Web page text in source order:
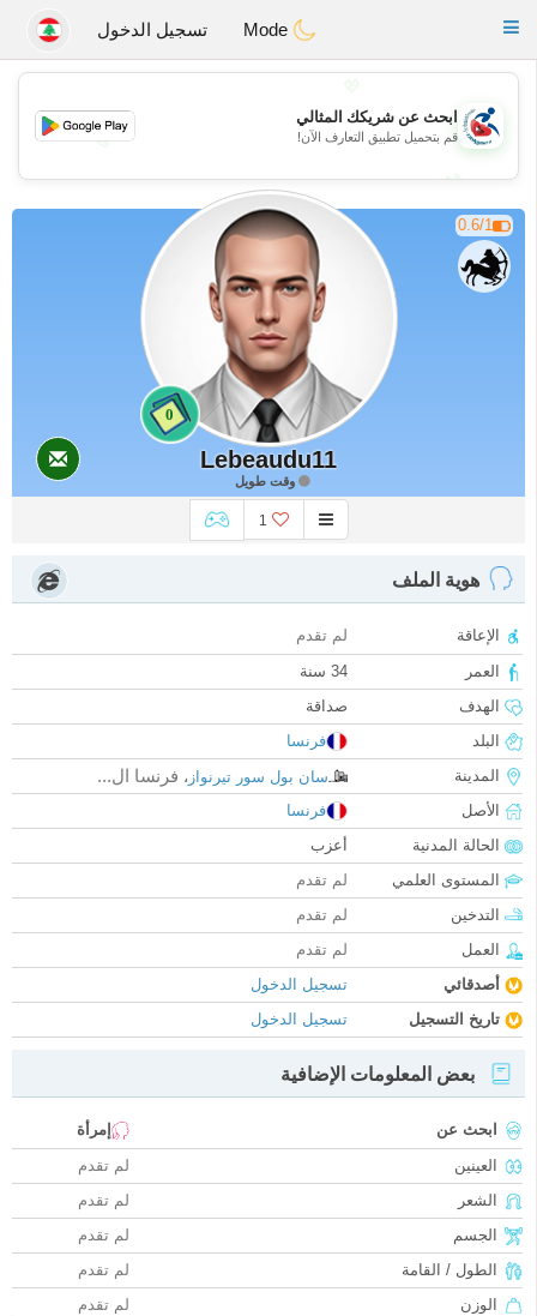
Handi Space
Toggle
تسجيل الدخول
💖
💕
💕
ابحث عن شريكك المثالي
قم بتحميل تطبيق التعارف الآن!
0.6/1
0
Lebeaudu11
وقت طويل
1
هوية الملف
الإعاقة
لم تقدم
العمر
34 سنة
الهدف
صداقة
البلد
فرنسا
المدينة
سان بول سور تيرنواز ، فرنسا ال...
الأصل
فرنسا
الحالة المدنية
أعزب
المستوى العلمي
لم تقدم
التدخين
لم تقدم
العمل
لم تقدم
أصدقائي
تسجيل الدخول
تاريخ التسجيل
تسجيل الدخول
بعض المعلومات الإضافية
ابحث عن
إمرأة
العينين
لم تقدم
الشعر
لم تقدم
الجسم
لم تقدم
الطول / القامة
لم تقدم
الوزن
لم تقدم